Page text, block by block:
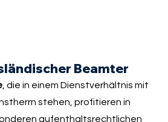
Beamter
, die in einem Dienstverhältnis mit
stehen, profitieren in
aufenthaltsrechtlichen